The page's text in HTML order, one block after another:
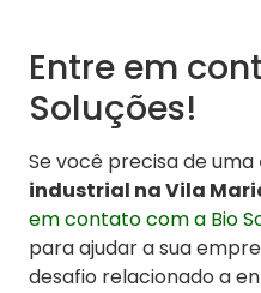
Entre em
Soluções!
Se você precisa de uma
industrial na Vila
em contato com a Bio
para ajudar a sua
desafio relacionado a